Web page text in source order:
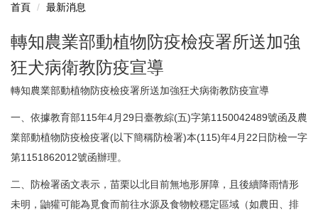
首頁 最新消息
轉知農業部動植物防疫檢疫署所送加強
狂犬病衛教防疫宣導
轉知農業部動植物防疫檢疫署所送加強狂犬病衛教防疫宣導
一、依據教育部115年4月29日臺教綜(五)字第1150042489號函及農
業部動植物防疫檢疫署(以下簡稱防檢署)本(115)年4月22日防檢一字
第1151862012號函辦理。
二、防檢署函文表示，苗栗以北目前無地形屏障，且後續降雨情形
未明，鼬獾可能為覓食而前往水源及食物較穩定區域（如農田、排